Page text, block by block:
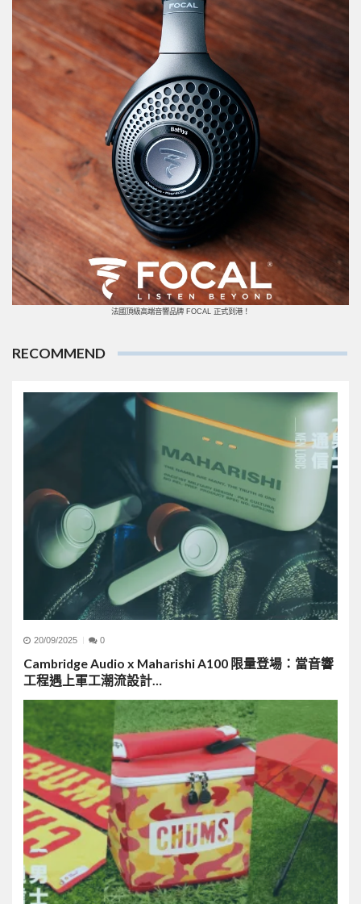
法國頂級高端音響品牌 FOCAL 正式到港！
RECOMMEND
20/09/2025 0
Cambridge Audio x Maharishi A100 限量登場：當音響
工程遇上軍工潮流設計…